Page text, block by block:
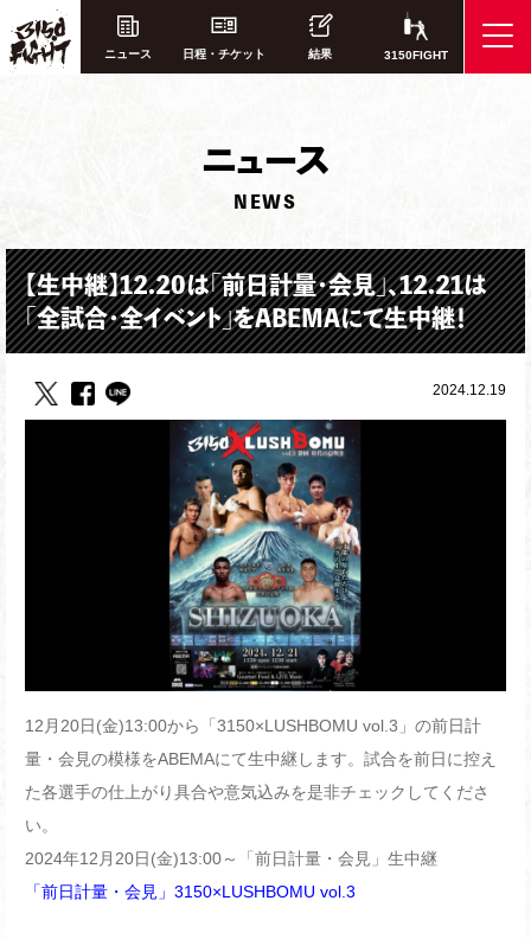
ニュース 日程・チケット 結果 3150FIGHT
ニュース
NEWS
【生中継】12.20は「前日計量・会見」、12.21は
「全試合・全イベント」をABEMAにて生中継！
2024.12.19
12月20日(金)13:00から「3150×LUSHBOMU vol.3」の前日計
量・会見の模様をABEMAにて生中継します。試合を前日に控え
た各選手の仕上がり具合や意気込みを是非チェックしてくださ
い。
2024年12月20日(金)13:00～「前日計量・会見」生中継
「前日計量・会見」3150×LUSHBOMU vol.3